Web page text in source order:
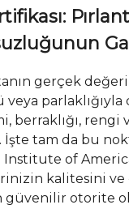
gerçek
parlaklığıyla
berraklığı, rengi
tam da bu
of
kalitesini ve
güvenilir otorite